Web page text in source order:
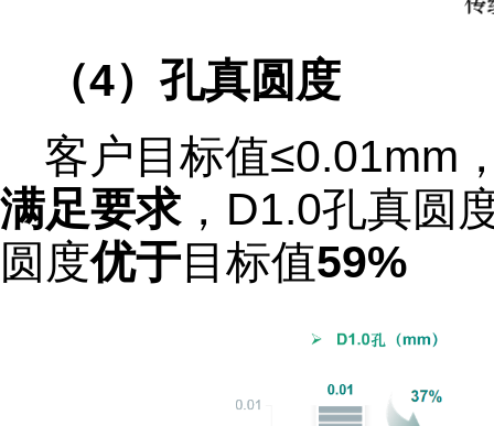
（4）孔真圆度
客户目标值≤0.01mm
满足要求，D1.0孔真圆
圆度优于目标值59%